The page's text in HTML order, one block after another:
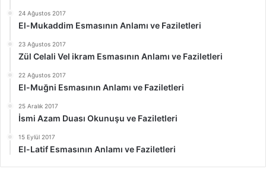
24 Ağustos 2017
El-Mukaddim Esmasının Anlamı ve Faziletleri
23 Ağustos 2017
Zül Celali Vel ikram Esmasının Anlamı ve Faziletleri
22 Ağustos 2017
El-Muğni Esmasının Anlamı ve Faziletleri
25 Aralık 2017
İsmi Azam Duası Okunuşu ve Faziletleri
15 Eylül 2017
El-Latif Esmasının Anlamı ve Faziletleri